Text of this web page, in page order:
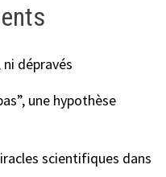
dépravés
une hypothèse
scientifiques dans